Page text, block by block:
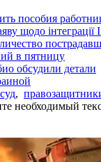
пособия
щодо інтеграції
в пятницу
обсудили детали
суд,
необходимый